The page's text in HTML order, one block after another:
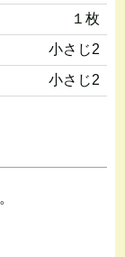
１枚
小さじ2
小さじ2